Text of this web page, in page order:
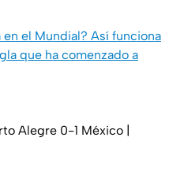
en el Mundial? Así funciona
que ha comenzado a
Alegre 0-1 México |